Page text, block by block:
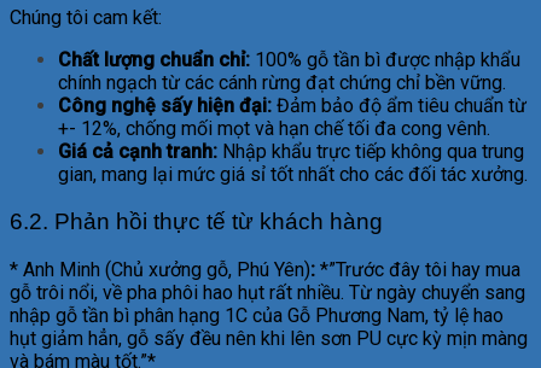
Chúng tôi cam kết:
Chất lượng chuẩn chỉ: 100% gỗ tần bì được nhập khẩu
chính ngạch từ các cánh rừng đạt chứng chỉ bền vững.
Công nghệ sấy hiện đại: Đảm bảo độ ẩm tiêu chuẩn từ
+- 12%, chống mối mọt và hạn chế tối đa cong vênh.
Giá cả cạnh tranh: Nhập khẩu trực tiếp không qua trung
gian, mang lại mức giá sỉ tốt nhất cho các đối tác xưởng.
6.2. Phản hồi thực tế từ khách hàng
* Anh Minh (Chủ xưởng gỗ, Phú Yên): *”Trước đây tôi hay mua
gỗ trôi nổi, về pha phôi hao hụt rất nhiều. Từ ngày chuyển sang
nhập gỗ tần bì phân hạng 1C của Gỗ Phương Nam, tỷ lệ hao
hụt giảm hẳn, gỗ sấy đều nên khi lên sơn PU cực kỳ mịn màng
và bám màu tốt.”*